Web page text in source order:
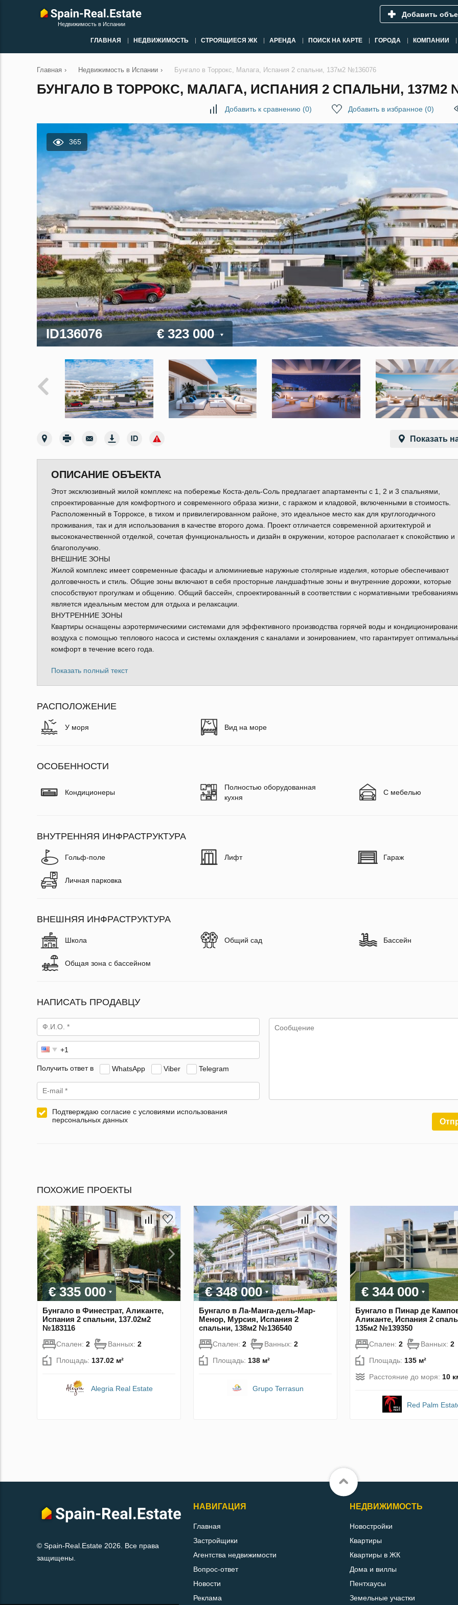
Недвижимость в Испании
Добавить
ГЛАВНАЯ НЕДВИЖИМОСТЬ СТРОЯЩИЕСЯ ЖК АРЕНДА ПОИСК НА КАРТЕ ГОРОДА КОМПАНИИ
Главная › Недвижимость в Испании › Бунгало в Торрокс, Малага, Испания 2 спальни, 137м2 №136076
БУНГАЛО В ТОРРОКС, МАЛАГА, ИСПАНИЯ 2 СПАЛЬНИ, 137М2
Добавить к сравнению (0) Добавить в избранное (0)
365
ID136076 € 323 000
Показать
ОПИСАНИЕ ОБЪЕКТА
Этот эксклюзивный жилой комплекс на побережье Коста-дель-Соль предлагает апартаменты с 1, 2 и 3 спальнями,
спроектированные для комфортного и современного образа жизни, с гаражом и кладовой, включенными в стоимость.
Расположенный в Торроксе, в тихом и привилегированном районе, это идеальное место как для круглогодичного
проживания, так и для использования в качестве второго дома. Проект отличается современной архитектурой и
высококачественной отделкой, сочетая функциональность и дизайн в окружении, которое располагает к спокойствию и
благополучию.
ВНЕШНИЕ ЗОНЫ
Жилой комплекс имеет современные фасады и алюминиевые наружные столярные изделия, которые обеспечивают
долговечность и стиль. Общие зоны включают в себя просторные ландшафтные зоны и внутренние дорожки, которые
способствуют прогулкам и общению. Общий бассейн, спроектированный в соответствии с нормативными
является идеальным местом для отдыха и релаксации.
ВНУТРЕННИЕ ЗОНЫ
Квартиры оснащены аэротермическими системами для эффективного производства горячей воды и
воздуха с помощью теплового насоса и системы охлаждения с каналами и зонированием, что гарантирует
комфорт в течение всего года.
Показать полный текст
РАСПОЛОЖЕНИЕ
У моря Вид на море
ОСОБЕННОСТИ
Кондиционеры
Полностью оборудованная
кухня
С мебелью
ВНУТРЕННЯЯ ИНФРАСТРУКТУРА
Гольф-поле Лифт Гараж
Личная парковка
ВНЕШНЯЯ ИНФРАСТРУКТУРА
Школа Общий сад Бассейн
Общая зона с бассейном
НАПИСАТЬ ПРОДАВЦУ
Получить ответ в WhatsApp Viber Telegram
Подтверждаю согласие с условиями использования
персональных данных
ПОХОЖИЕ ПРОЕКТЫ
€ 335 000
Бунгало в Финестрат, Аликанте,
Испания 2 спальни, 137.02м2
№183116
Спален: 2 Ванных: 2
Площадь: 137.02 м²
Alegria Real Estate
€ 348 000
Бунгало в Ла-Манга-дель-Мар-
Менор, Мурсия, Испания 2
спальни, 138м2 №136540
Спален: 2 Ванных: 2
Площадь: 138 м²
Grupo Terrasun
€ 344 000
Бунгало в Пинар де
Аликанте, Испания 2
135м2 №139350
Спален: 2 Ванных: 2
Площадь: 135 м²
Расстояние до моря: 10
Red Palm
© Spain-Real.Estate 2026. Все права
защищены.
НАВИГАЦИЯ
Главная
Застройщики
Агентства недвижимости
Вопрос-ответ
Новости
Реклама
НЕДВИЖИМОСТЬ
Новостройки
Квартиры
Квартиры в ЖК
Дома и виллы
Пентхаусы
Земельные участки